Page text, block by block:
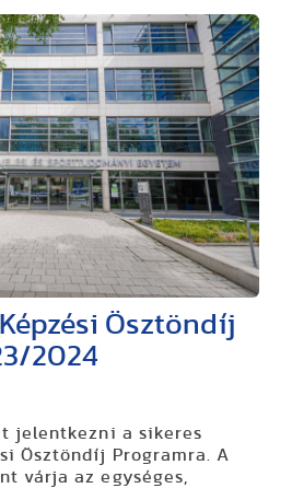
Ösztöndíj
2024
jelentkezni a sikeres
Ösztöndíj Programra. A
várja az egységes,